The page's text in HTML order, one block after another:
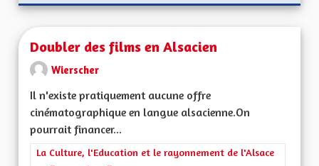
Doubler des films en Alsacien
Wierscher
Il n'existe pratiquement aucune offre
cinématographique en langue alsacienne.On
pourrait financer...
Filtrer les résultats de la catégorie : La Culture, l'Education et
La Culture, l'Education et le rayonnement de l'Alsace